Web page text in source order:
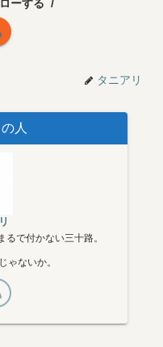
ーする
タニアリ
人
るで付かない三十路。
ゃないか。